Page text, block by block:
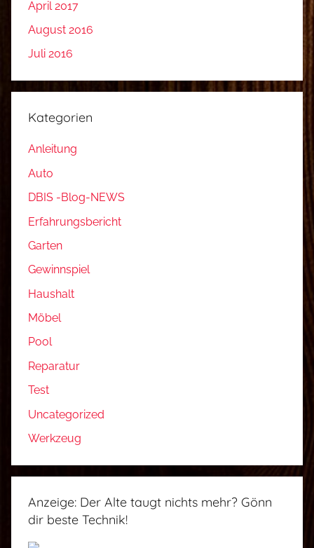
April 2017
August 2016
Juli 2016
Kategorien
Anleitung
Auto
DBIS -Blog-NEWS
Erfahrungsbericht
Garten
Gewinnspiel
Haushalt
Möbel
Pool
Reparatur
Test
Uncategorized
Werkzeug
Anzeige: Der Alte taugt nichts mehr? Gönn
dir beste Technik!